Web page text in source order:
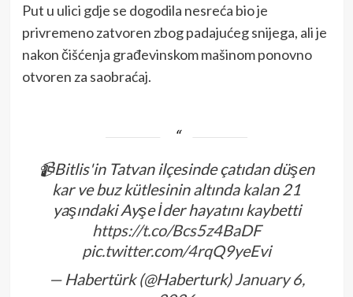
Put u ulici gdje se dogodila nesreća bio je
privremeno zatvoren zbog padajućeg snijega, ali je
nakon čišćenja građevinskom mašinom ponovno
otvoren za saobraćaj.
📹Bitlis'in Tatvan ilçesinde çatıdan düşen
kar ve buz kütlesinin altında kalan 21
yaşındaki Ayşe İder hayatını kaybetti
https://t.co/Bcs5z4BaDF
pic.twitter.com/4rqQ9yeEvi
— Habertürk (@Haberturk) January 6,